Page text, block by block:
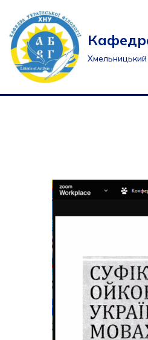
Перейти
до
вмісту
Хмельницький